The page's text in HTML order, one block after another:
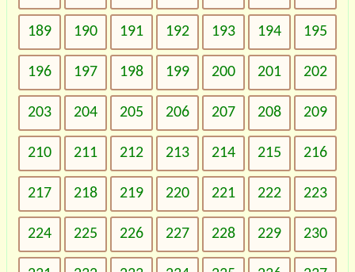
189 190 191 192 193 194 195
196 197 198 199 200 201 202
203 204 205 206 207 208 209
210 211 212 213 214 215 216
217 218 219 220 221 222 223
224 225 226 227 228 229 230